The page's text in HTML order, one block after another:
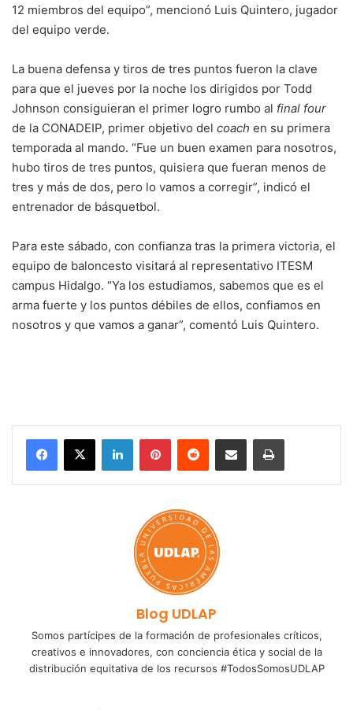
12 miembros del equipo”, mencionó Luis Quintero, jugador
del equipo verde.
La buena defensa y tiros de tres puntos fueron la clave
para que el jueves por la noche los dirigidos por Todd
Johnson consiguieran el primer logro rumbo al final four
de la CONADEIP, primer objetivo del coach en su primera
temporada al mando. “Fue un buen examen para nosotros,
hubo tiros de tres puntos, quisiera que fueran menos de
tres y más de dos, pero lo vamos a corregir”, indicó el
entrenador de básquetbol.
Para este sábado, con confianza tras la primera victoria, el
equipo de baloncesto visitará al representativo ITESM
campus Hidalgo. “Ya los estudiamos, sabemos que es el
arma fuerte y los puntos débiles de ellos, confiamos en
nosotros y que vamos a ganar”, comentó Luis Quintero.
LinkedInPinterestReddit Share via Email Print
Blog UDLAP
Somos partícipes de la formación de profesionales críticos,
creativos e innovadores, con conciencia ética y social de la
distribución equitativa de los recursos #TodosSomosUDLAP